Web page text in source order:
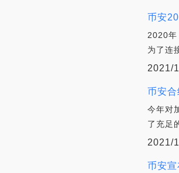
币安
2020年
为了连
2021/
币安
今年对
了充足
2021/
币安